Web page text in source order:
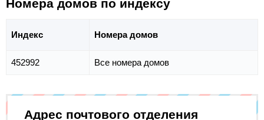
Номера домов по индексу
Индекс Номера домов
452992 Все номера домов
Адрес почтового отделения